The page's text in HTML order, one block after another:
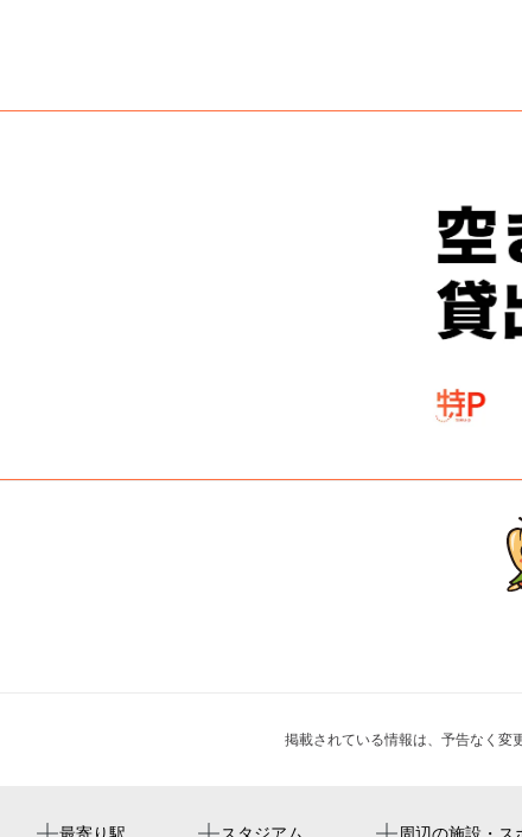
掲載されている情報は、予告なく変
最寄り駅 スタジアム 周辺の施設・ス